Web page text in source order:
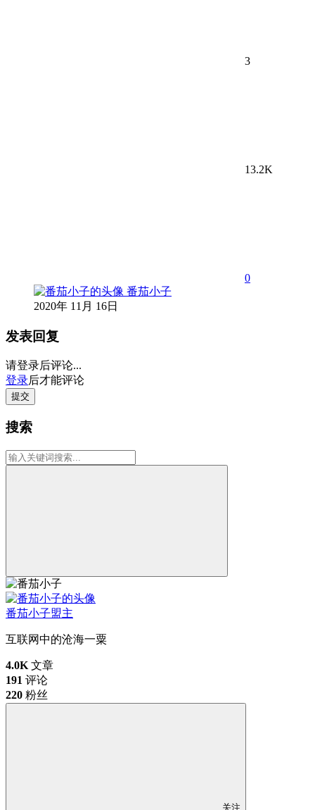
3
13.2K
0
番茄小子
2020年 11月 16日
发表回复
请登录后评论...
登录后才能评论
提交
搜索
番茄小子盟主
互联网中的沧海一粟
4.0K 文章
191 评论
220 粉丝
关注